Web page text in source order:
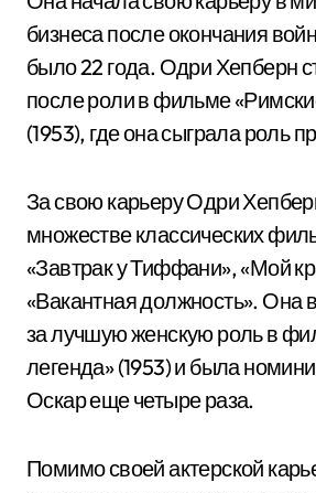
бизнеса после окончания
было 22 года. Одри Хепберн
после роли в фильме
(1953), где она сыграла роль
За свою карьеру Одри
множестве классических
«Завтрак у Тиффани», «Мой
«Вакантная должность». Она
за лучшую женскую роль в
легенда» (1953) и была
Оскар еще четыре раза.
Помимо своей актерской